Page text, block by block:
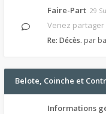
Faire-Part 29
Venez
Re: Décès. par
Belote, Coinche et
Informations